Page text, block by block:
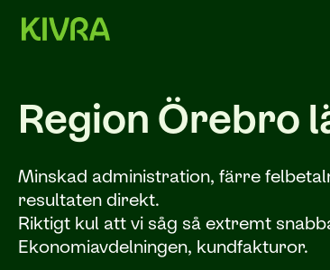
Region Örebro
Minskad administration, färre
resultaten direkt.
Riktigt kul att vi såg så extremt
Ekonomiavdelningen, kundfakturor.